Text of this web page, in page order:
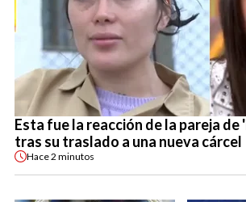
Esta fue la reacción de la pareja de
tras su traslado a una nueva cárcel
Hace2 minutos